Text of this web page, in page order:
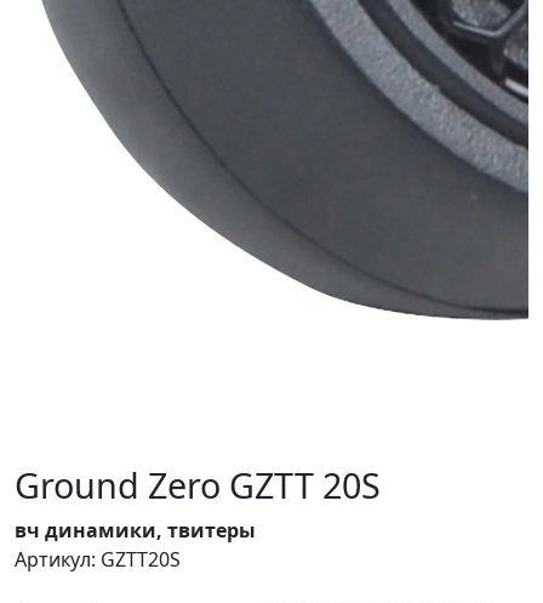
Ground Zero GZTT 20S
вч динамики, твитеры
Артикул: GZTT20S